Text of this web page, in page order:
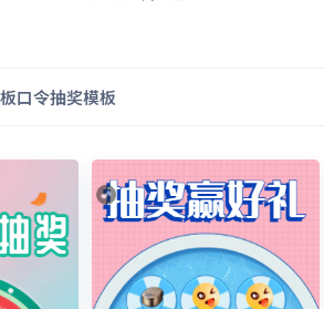
口令抽奖模板